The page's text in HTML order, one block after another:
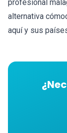
profesional
alternativa
aquí y sus